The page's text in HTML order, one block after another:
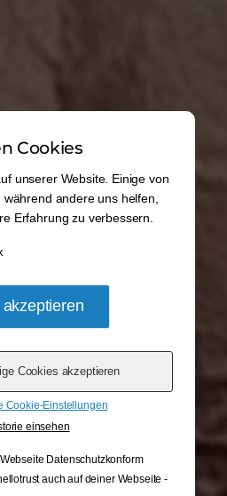
Cookies
unserer Website. Einige von
andere uns helfen,
Erfahrung zu verbessern.
Cookie-Einstellungen
einsehen
Datenschutzkonform
auch auf deiner Webseite -